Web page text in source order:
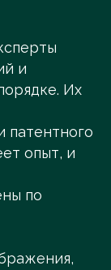
и
Их
патентного
опыт, и
по